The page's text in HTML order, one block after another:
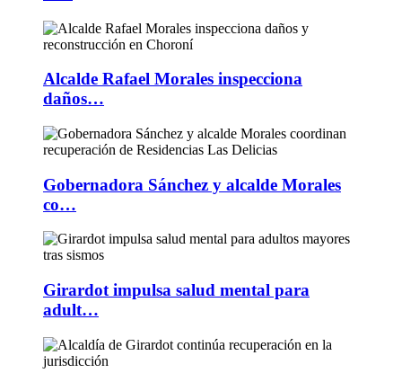
Alcalde Rafael Morales inspecciona
daños…
Gobernadora Sánchez y alcalde Morales
co…
Girardot impulsa salud mental para
adult…